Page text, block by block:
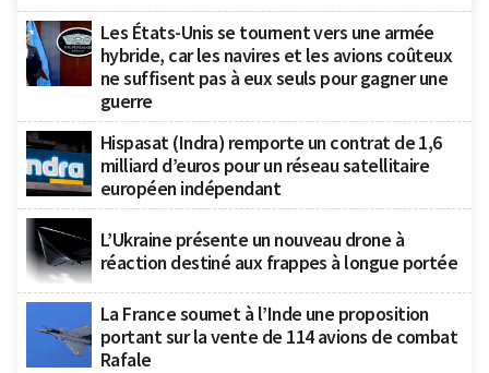
Les États-Unis se tournent vers une armée
hybride, car les navires et les avions coûteux
ne suffisent pas à eux seuls pour gagner une
guerre
Hispasat (Indra) remporte un contrat de 1,6
milliard d’euros pour un réseau satellitaire
européen indépendant
L’Ukraine présente un nouveau drone à
réaction destiné aux frappes à longue portée
La France soumet à l’Inde une proposition
portant sur la vente de 114 avions de combat
Rafale